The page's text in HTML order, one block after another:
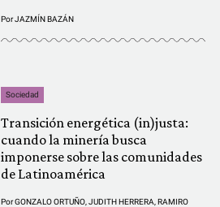
PorJAZMÍN BAZÁN
Sociedad
Transición energética (in)justa:
cuando la minería busca
imponerse sobre las comunidades
de Latinoamérica
PorGONZALO ORTUÑO JUDITH HERRERA RAMIRO